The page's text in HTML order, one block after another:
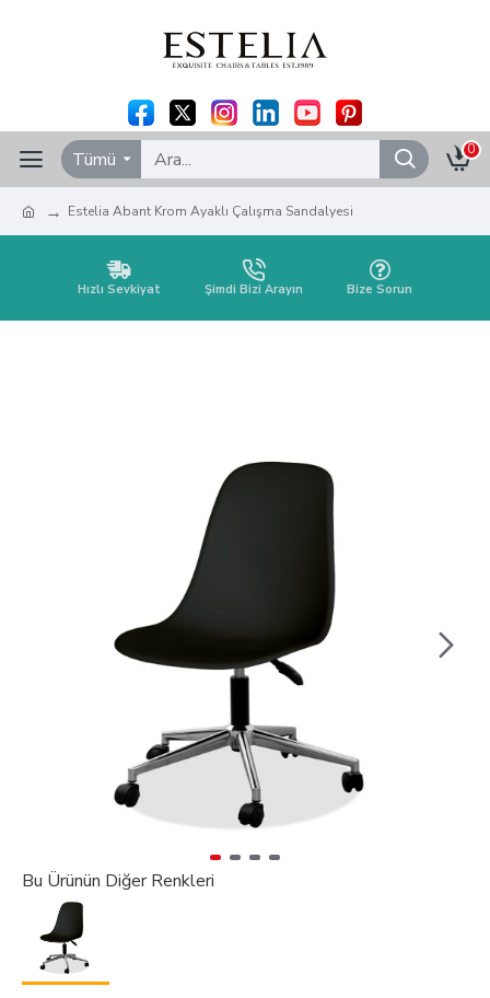
Tümü 0
Estelia Abant Krom Ayaklı Çalışma Sandalyesi
Hızlı Sevkiyat Şimdi Bizi Arayın Bize Sorun
Bu Ürünün Diğer Renkleri